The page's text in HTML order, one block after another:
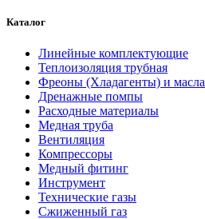
Каталог
Линейные комплектующие
Теплоизоляция трубная
Фреоны (Хладагенты) и масла
Дренажные помпы
Расходные материалы
Медная труба
Вентиляция
Компрессоры
Медный фитинг
Инструмент
Технические газы
Сжиженный газ